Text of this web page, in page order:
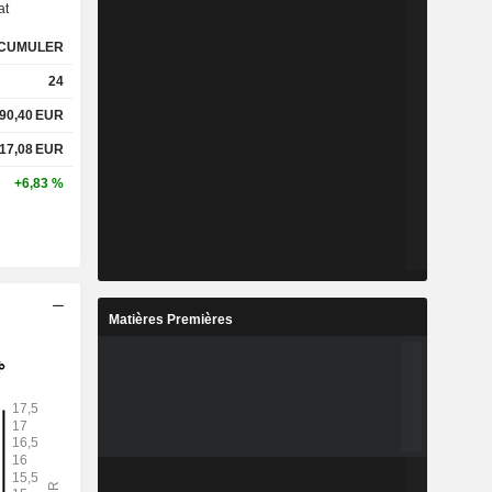
3,57 %
24
EUR
EUR
+6,83 %
Matières Premières